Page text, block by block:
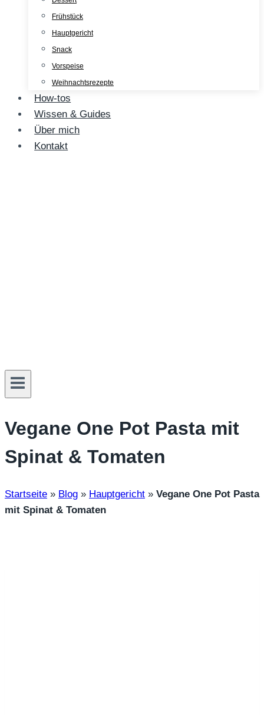
Frühstück
Hauptgericht
Snack
Vorspeise
Weihnachtsrezepte
How-tos
Wissen & Guides
Über mich
Kontakt
Vegane One Pot Pasta mit
Spinat & Tomaten
Startseite » Blog » Hauptgericht » Vegane One Pot Pasta
mit Spinat & Tomaten